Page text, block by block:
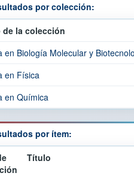
por colección:
de la colección
en Biología Molecular y
en Física
en Química
por ítem:
Título